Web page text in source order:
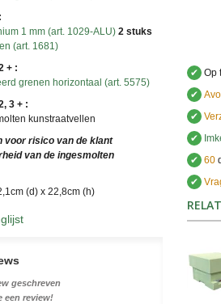
1 mm (art. 1029-ALU) 2 stuks
(art. 1681)
+ :
grenen horizontaal (art. 5575)
3 + :
kunstraatvellen
voor risico van de klant
van de ingesmolten
(d) x 22,8cm (h)
geschreven
een review!
✔ Op
✔
✔
✔
✔ 60
✔